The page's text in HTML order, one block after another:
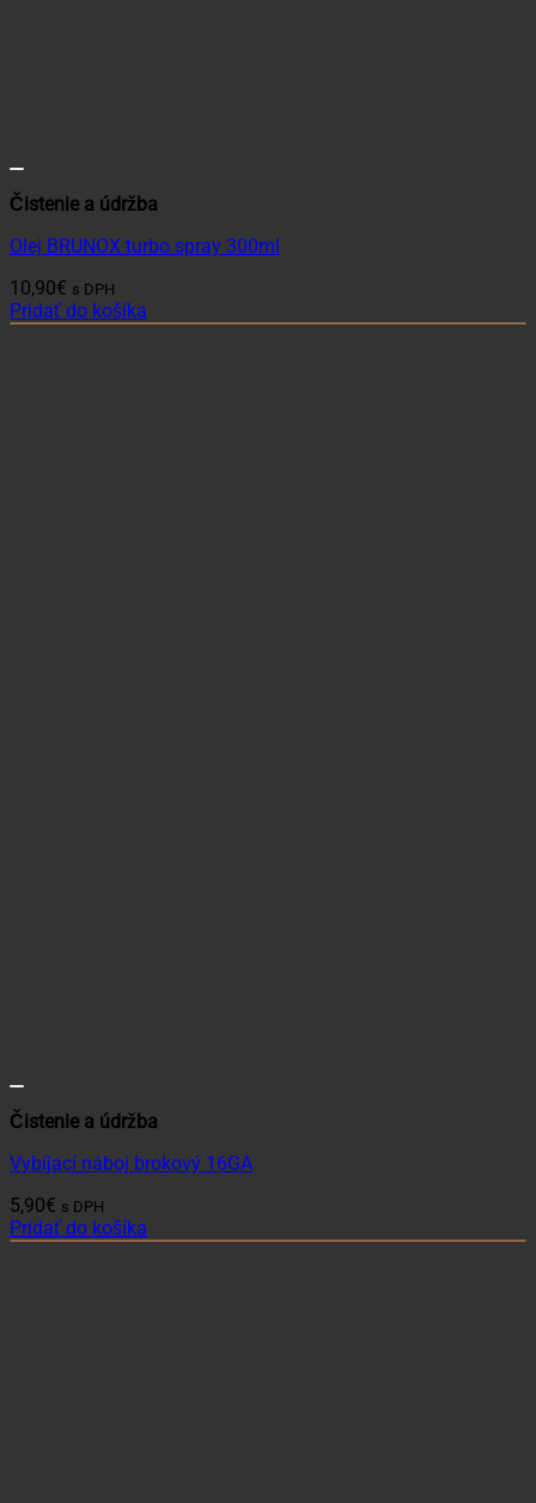
Čistenie a údržba
Olej BRUNOX turbo spray 300ml
10,90€ s DPH
Pridať do košíka
Čistenie a údržba
Vybíjací náboj brokový 16GA
5,90€ s DPH
Pridať do košíka